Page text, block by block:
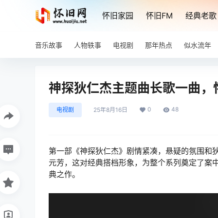
怀旧家园 怀旧FM 经典老歌
音乐故事 人物轶事 电视剧 那年热点 似水流年
神探狄仁杰主题曲长歌一曲
电视剧 25年8月16日 0 48
第一部《神探狄仁杰》剧情紧凑，悬疑的氛围和
元芳，这对经典搭档形象，为整个系列奠定了案
典之作。